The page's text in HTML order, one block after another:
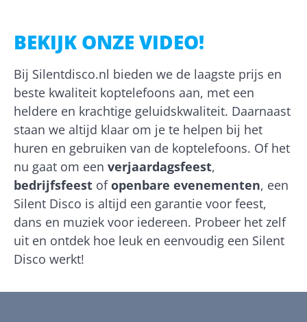
BEKIJK ONZE VIDEO!
Bij Silentdisco.nl bieden we de laagste prijs en
beste kwaliteit koptelefoons aan, met een
heldere en krachtige geluidskwaliteit. Daarnaast
staan we altijd klaar om je te helpen bij het
huren en gebruiken van de koptelefoons. Of het
nu gaat om een verjaardagsfeest,
bedrijfsfeest ofopenbare evenementen, een
Silent Disco is altijd een garantie voor feest,
dans en muziek voor iedereen. Probeer het zelf
uit en ontdek hoe leuk en eenvoudig een Silent
Disco werkt!